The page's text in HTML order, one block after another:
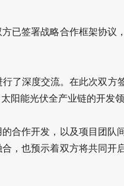
已签署战略合作框架协议
了深度交流。在此次双方
太阳能光伏全产业链的开发
合作开发，以及项目团队
，也预示着双方将共同开